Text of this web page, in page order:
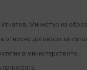
Министър на
относно договори за
в министерството.
02/04/2012.